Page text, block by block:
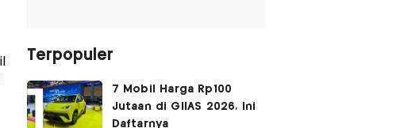
Terpopuler
7 Mobil Harga Rp100
Jutaan di GIIAS 2026, Ini
Daftarnya